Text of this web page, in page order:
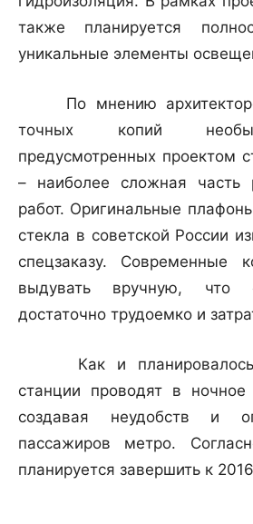
также планируется
уникальные элементы
По мнению
точных копий
предусмотренных проектом
– наиболее сложная часть
работ. Оригинальные
стекла в советской России
спецзаказу. Современные
выдувать вручную,
достаточно трудоемко и
Как и планировалось,
станции проводят в
создавая неудобств и
пассажиров метро.
планируется завершить к